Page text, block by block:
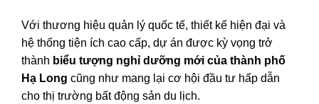
Với thương hiệu quản lý quốc tế, thiết kế hiện đại và
hệ thống tiện ích cao cấp, dự án được kỳ vọng trở
thành biểu tượng nghỉ dưỡng mới của thành phố
Hạ Long cũng như mang lại cơ hội đầu tư hấp dẫn
cho thị trường bất động sản du lịch.